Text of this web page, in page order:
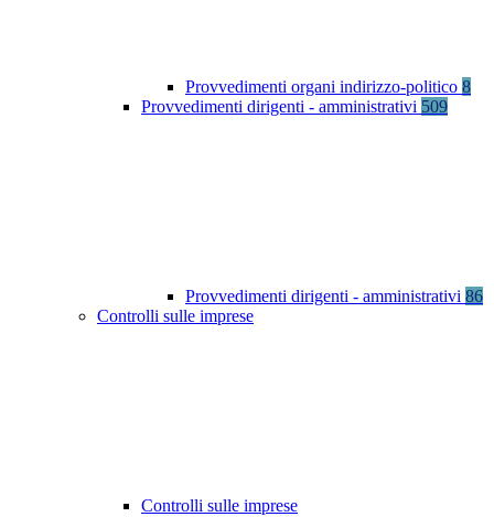
Provvedimenti organi indirizzo-politico 8
Provvedimenti dirigenti - amministrativi 509
Provvedimenti dirigenti - amministrativi 86
Controlli sulle imprese
Controlli sulle imprese